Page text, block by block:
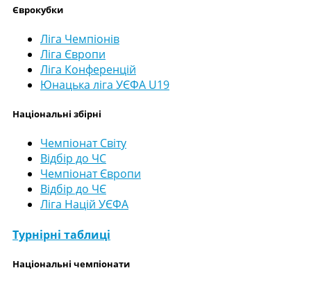
Єврокубки
Ліга Чемпіонів
Ліга Європи
Ліга Конференцій
Юнацька ліга УЄФА U19
Національні збірні
Чемпіонат Світу
Відбір до ЧС
Чемпіонат Європи
Відбір до ЧЄ
Ліга Націй УЄФА
Турнірні таблиці
Національні чемпіонати